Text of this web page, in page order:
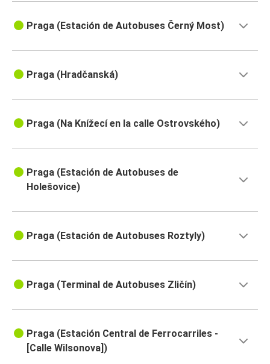
Praga (Estación de Autobuses Černý Most)
Praga (Hradčanská)
Praga (Na Knížecí en la calle Ostrovského)
Praga (Estación de Autobuses de
Holešovice)
Praga (Estación de Autobuses Roztyly)
Praga (Terminal de Autobuses Zličín)
Praga (Estación Central de Ferrocarriles -
[Calle Wilsonova])